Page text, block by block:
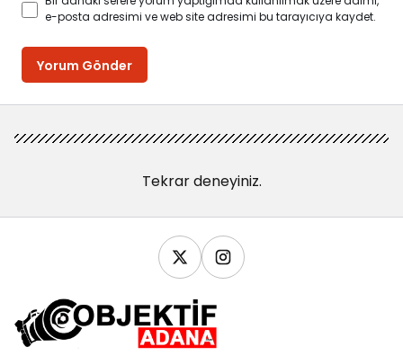
e-posta adresimi ve web site adresimi bu tarayıcıya kaydet.
Yorum Gönder
Tekrar deneyiniz.